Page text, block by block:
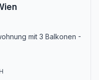
mit 3 Balkonen -